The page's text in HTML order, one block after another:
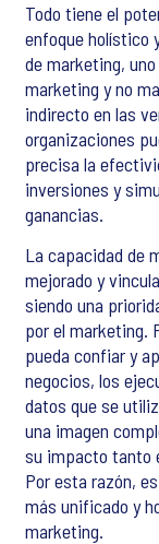
Todo tiene el
enfoque holístico
de marketing,
marketing y no
indirecto en las
organizaciones
precisa la
inversiones y
ganancias.
La capacidad de
mejorado y
siendo una
por el marketing.
pueda confiar y
negocios, los
datos que se
una imagen
su impacto tanto
Por esta razón,
más unificado y
marketing.